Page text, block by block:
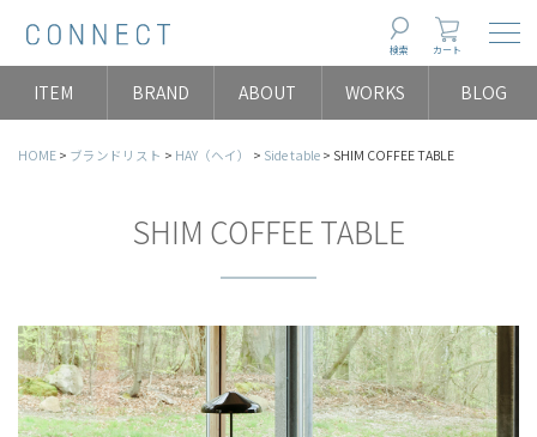
検索 カート
ITEM BRAND ABOUT WORKS BLOG
HOME ブランドリスト HAY（ヘイ） Side table SHIM COFFEE TABLE
SHIM COFFEE TABLE